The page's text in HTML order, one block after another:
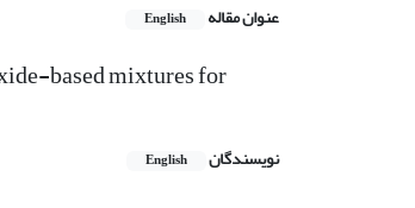
عنوان مقاله English
based mixtures for
نویسندگان English